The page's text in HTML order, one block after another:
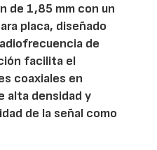
de 1,85 mm con un
placa, diseñado
de
facilita el
coaxiales en
alta densidad y
de la señal como